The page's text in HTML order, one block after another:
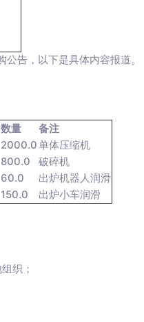
告，以下是具体内容报道。
数量
备注
2000.0单体压缩机
800.0
破碎机
60.0
出炉机器人润滑
150.0 出炉小车润滑
织；